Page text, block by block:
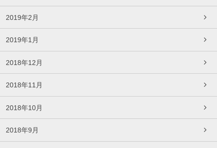
2019年2月
2019年1月
2018年12月
2018年11月
2018年10月
2018年9月